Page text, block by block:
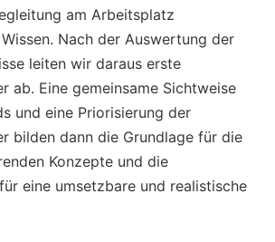
am Arbeitsplatz
Nach der Auswertung der
leiten wir daraus erste
ab. Eine gemeinsame Sichtweise
und eine Priorisierung der
bilden dann die Grundlage für die
Konzepte und die
eine umsetzbare und realistische